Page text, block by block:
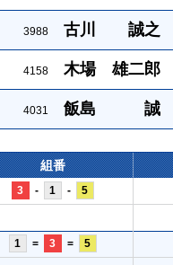
3988 古川 誠之
4158 木場 雄二郎
4031 飯島 誠
組番
3 - 1 - 5
1 = 3 = 5